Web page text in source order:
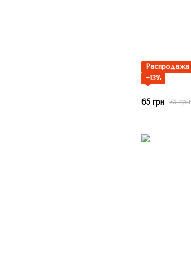
Распродажа
−13%
75 грн
65 грн